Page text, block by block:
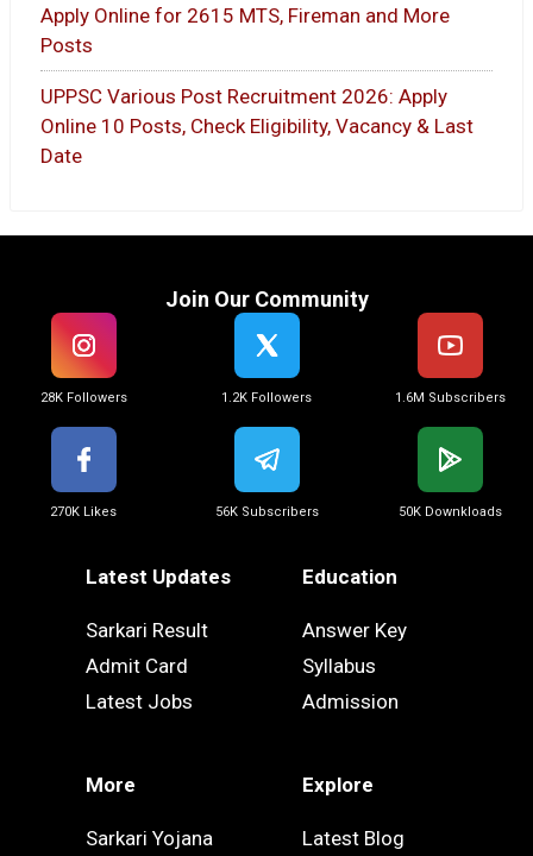
Apply Online for 2615 MTS, Fireman and More
Posts
UPPSC Various Post Recruitment 2026: Apply
Online 10 Posts, Check Eligibility, Vacancy & Last
Date
Join Our Community
28K Followers 1.2K Followers 1.6M Subscribers
270K Likes 56K Subscribers 50K Downkloads
Latest Updates
Sarkari Result
Admit Card
Latest Jobs
Education
Answer Key
Syllabus
Admission
More
Sarkari Yojana
Explore
Latest Blog